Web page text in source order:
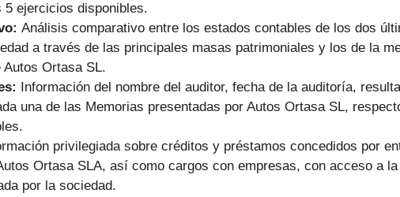
ejercicios disponibles.
Análisis comparativo entre los estados contables de los dos
a través de las principales masas patrimoniales y los de la
Ortasa SL.
Información del nombre del auditor, fecha de la auditoría,
una de las Memorias presentadas por Autos Ortasa SL,
privilegiada sobre créditos y préstamos concedidos por
Ortasa SLA, así como cargos con empresas, con acceso a la
por la sociedad.